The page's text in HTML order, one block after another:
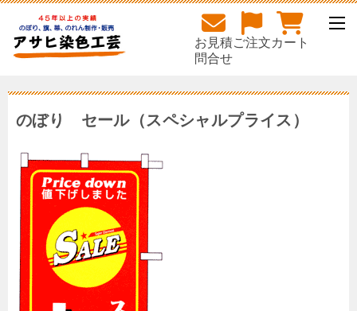
お見積
問合せ
ご注文カート
のぼり セール（スペシャルプライス）